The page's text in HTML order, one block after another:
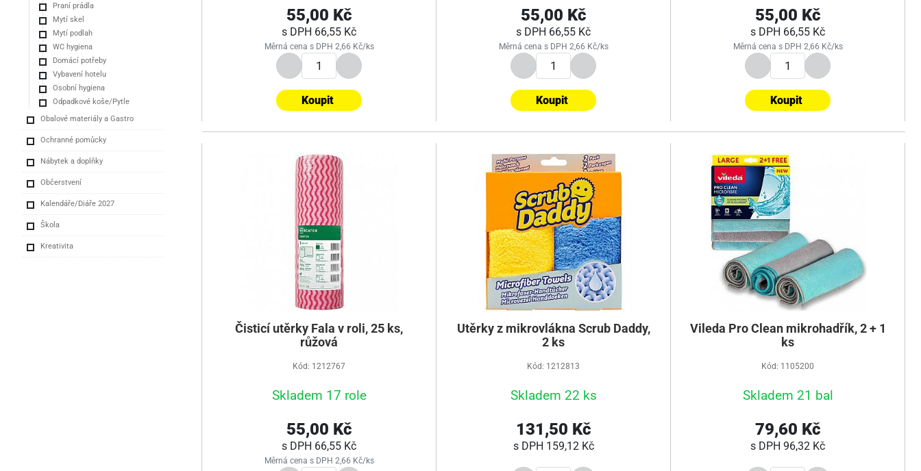
Praní prádla
Mytí skel
Mytí podlah
WC hygiena
Domácí potřeby
Vybavení hotelu
Osobní hygiena
Odpadkové koše/Pytle
Obalové materiály a Gastro
Ochranné pomůcky
Nábytek a doplňky
Občerstvení
Kalendáře/Diáře 2027
Škola
Kreativita
55,00 Kč
s DPH 66,55 Kč
Měrná cena s DPH 2,66 Kč/ks
Koupit
55,00 Kč
s DPH 66,55 Kč
Měrná cena s DPH 2,66 Kč/ks
Koupit
55,00 Kč
s DPH 66,55 Kč
Měrná cena s DPH 2,66 Kč/ks
Koupit
Čisticí utěrky Fala v roli, 25 ks,
růžová
Kód: 1212767
Skladem 17 role
55,00 Kč
s DPH 66,55 Kč
Měrná cena s DPH 2,66 Kč/ks
Utěrky z mikrovlákna Scrub Daddy,
2 ks
Kód: 1212813
Skladem 22 ks
131,50 Kč
s DPH 159,12 Kč
Vileda Pro Clean mikrohadřík, 2 + 1
ks
Kód: 1105200
Skladem 21 bal
79,60 Kč
s DPH 96,32 Kč